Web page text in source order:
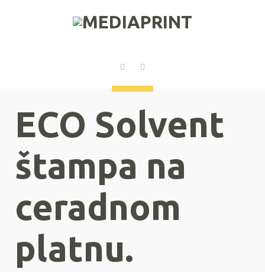
ECO Solvent
štampa na
ceradnom
platnu.